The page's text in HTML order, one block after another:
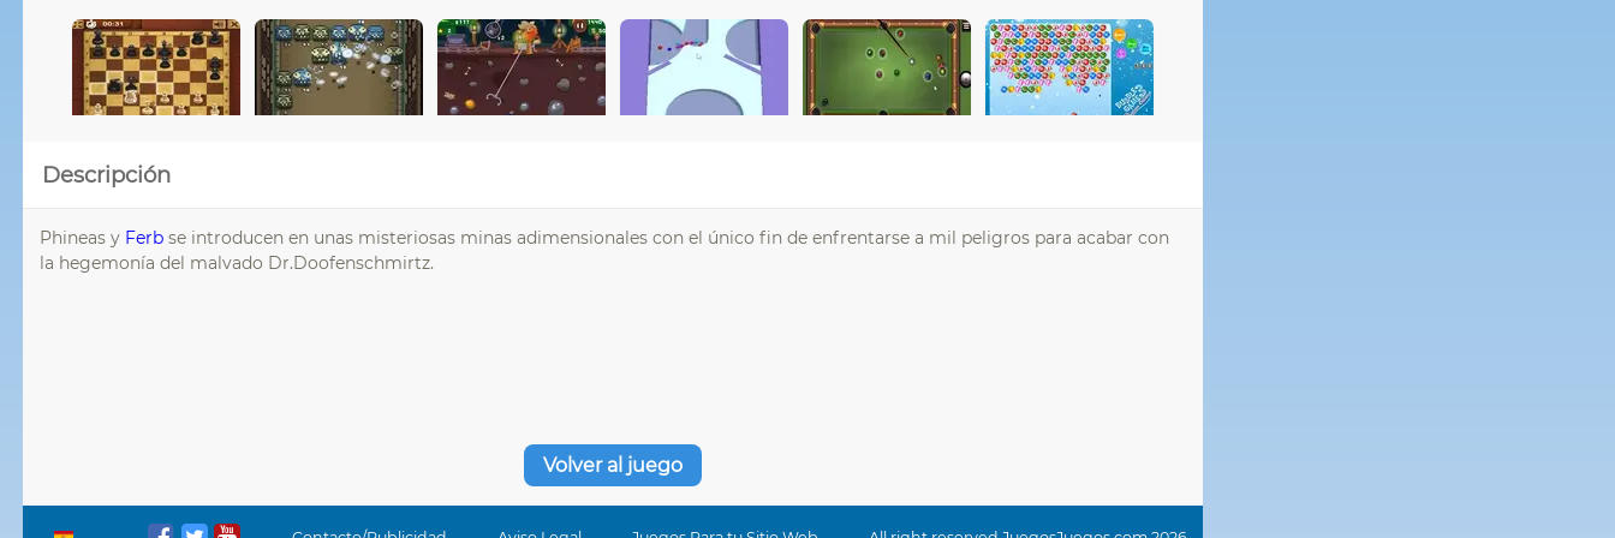
Descripción
Phineas y Ferb se introducen en unas misteriosas minas adimensionales con el único fin de enfrentarse a mil peligros para acabar con
la hegemonía del malvado Dr.Doofenschmirtz.
Volver al juego